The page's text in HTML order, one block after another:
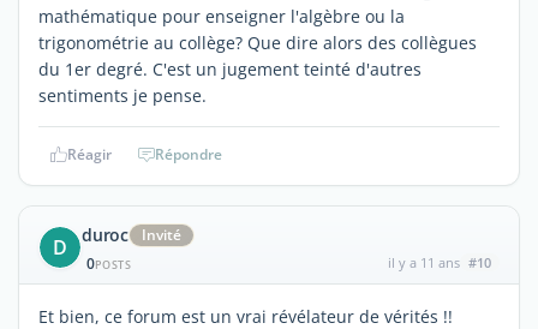
mathématique pour enseigner l'algèbre ou la
trigonométrie au collège? Que dire alors des collègues
du 1er degré. C'est un jugement teinté d'autres
sentiments je pense.
Réagir Répondre
D duroc
Invité
0POSTS il y a 11 ans #10
Et bien, ce forum est un vrai révélateur de vérités !!